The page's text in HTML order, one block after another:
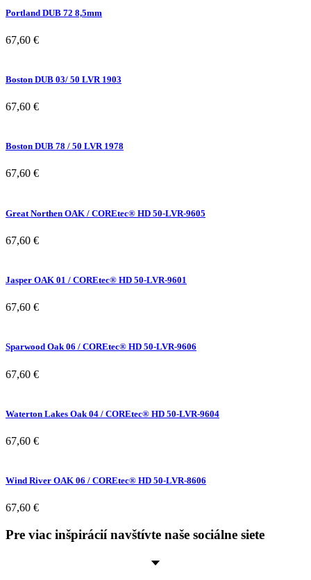
Portland DUB 72 8,5mm
67,60 €
Boston DUB 03/ 50 LVR 1903
67,60 €
Boston DUB 78 / 50 LVR 1978
67,60 €
Great Northen OAK / COREtec® HD 50-LVR-9605
67,60 €
Jasper OAK 01 / COREtec® HD 50-LVR-9601
67,60 €
Sparwood Oak 06 / COREtec® HD 50-LVR-9606
67,60 €
Waterton Lakes Oak 04 / COREtec® HD 50-LVR-9604
67,60 €
Wind River OAK 06 / COREtec® HD 50-LVR-8606
67,60 €
Pre viac inšpirácií navštívte naše sociálne siete